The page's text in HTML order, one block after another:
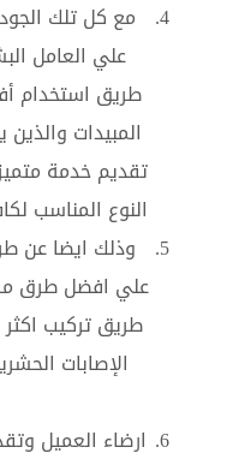
مع كل تلك
علي العامل
طريق استخدام
المبيدات
تقديم خدمة
النوع المناسب
وذلك ايضا عن
علي افضل طرق
طريق تركيب
الإصابات
ارضاء العميل